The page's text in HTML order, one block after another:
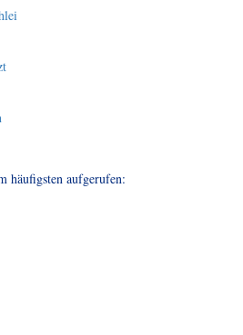
häufigsten aufgerufen: